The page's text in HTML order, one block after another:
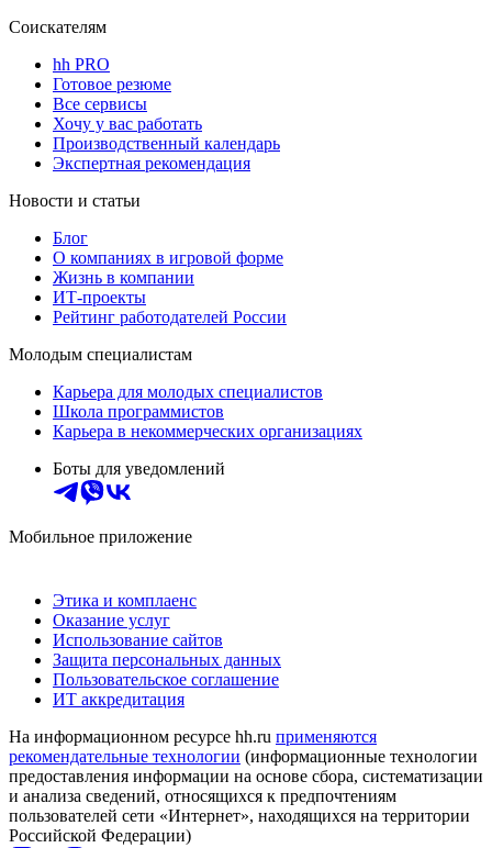
Соискателям
hh PRO
Готовое резюме
Все сервисы
Хочу у вас работать
Производственный календарь
Экспертная рекомендация
Новости и статьи
Блог
О компаниях в игровой форме
Жизнь в компании
ИТ-проекты
Рейтинг работодателей России
Молодым специалистам
Карьера для молодых специалистов
Школа программистов
Карьера в некоммерческих организациях
Боты для уведомлений
Мобильное приложение
Этика и комплаенс
Оказание услуг
Использование сайтов
Защита персональных данных
Пользовательское соглашение
ИТ аккредитация
На информационном ресурсе hh.ru применяются
рекомендательные технологии (информационные технологии
предоставления информации на основе сбора, систематизации
и анализа сведений, относящихся к предпочтениям
пользователей сети «Интернет», находящихся на территории
Российской Федерации)